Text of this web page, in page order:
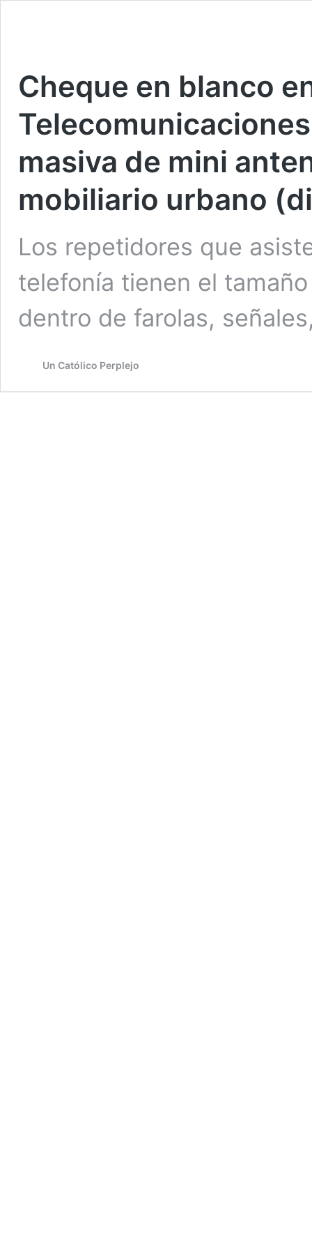
Cheque en blanco
masiva de mini
mobiliario urbano
Los repetidores que
telefonía tienen el
dentro de farolas,
Un Católico Perplejo